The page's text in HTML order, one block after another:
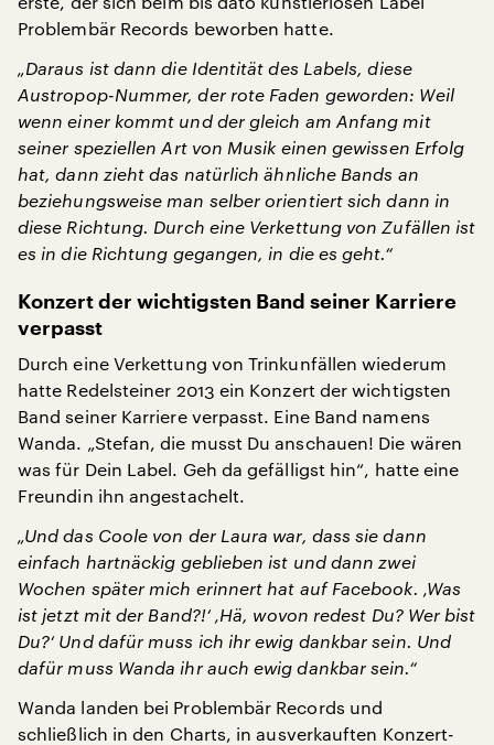
Problembär Records beworben hatte.
„Daraus ist dann die Identität des Labels, diese
Austropop-Nummer, der rote Faden geworden: Weil
wenn einer kommt und der gleich am Anfang mit
seiner speziellen Art von Musik einen gewissen Erfolg
hat, dann zieht das natürlich ähnliche Bands an
beziehungsweise man selber orientiert sich dann in
diese Richtung. Durch eine Verkettung von Zufällen ist
es in die Richtung gegangen, in die es geht.“
Konzert der wichtigsten Band seiner Karriere
verpasst
Durch eine Verkettung von Trinkunfällen wiederum
hatte Redelsteiner 2013 ein Konzert der wichtigsten
Band seiner Karriere verpasst. Eine Band namens
Wanda. „Stefan, die musst Du anschauen! Die wären
was für Dein Label. Geh da gefälligst hin“, hatte eine
Freundin ihn angestachelt.
„Und das Coole von der Laura war, dass sie dann
einfach hartnäckig geblieben ist und dann zwei
Wochen später mich erinnert hat auf Facebook. ‚Was
ist jetzt mit der Band?!‘ ‚Hä, wovon redest Du? Wer bist
Du?‘ Und dafür muss ich ihr ewig dankbar sein. Und
dafür muss Wanda ihr auch ewig dankbar sein.“
Wanda landen bei Problembär Records und
schließlich in den Charts, in ausverkauften Konzert-